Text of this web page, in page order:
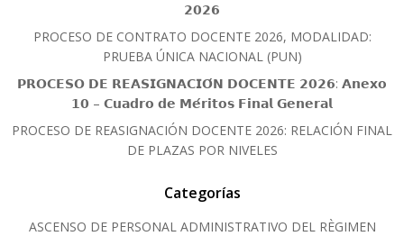
𝟮𝟬𝟮𝟲
PROCESO DE CONTRATO DOCENTE 2026, MODALIDAD:
PRUEBA ÚNICA NACIONAL (PUN)
𝗣𝗥𝗢𝗖𝗘𝗦𝗢 𝗗𝗘 𝗥𝗘𝗔𝗦𝗜𝗚𝗡𝗔𝗖𝗜𝗢́𝗡 𝗗𝗢𝗖𝗘𝗡𝗧𝗘 𝟮𝟬𝟮𝟲: 𝗔𝗻𝗲𝘅𝗼
𝟭𝟬 – 𝗖𝘂𝗮𝗱𝗿𝗼 𝗱𝗲 𝗠𝗲́𝗿𝗶𝘁𝗼𝘀 𝗙𝗶𝗻𝗮𝗹 𝗚𝗲𝗻𝗲𝗿𝗮𝗹
PROCESO DE REASIGNACIÓN DOCENTE 2026: RELACIÓN FINAL
DE PLAZAS POR NIVELES
Categorías
ASCENSO DE PERSONAL ADMINISTRATIVO DEL RÈGIMEN